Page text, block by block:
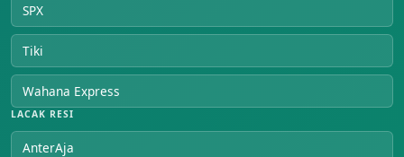
SPX
Tiki
Wahana Express
LACAK RESI
AnterAja